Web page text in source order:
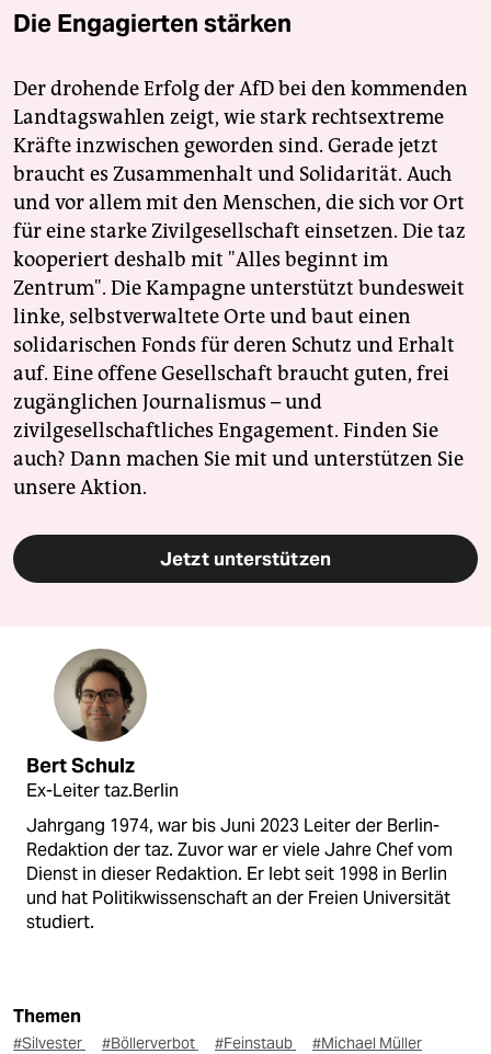
Die Engagierten stärken
Der drohende Erfolg der AfD bei den kommenden
Landtagswahlen zeigt, wie stark rechtsextreme
Kräfte inzwischen geworden sind. Gerade jetzt
braucht es Zusammenhalt und Solidarität. Auch
und vor allem mit den Menschen, die sich vor Ort
für eine starke Zivilgesellschaft einsetzen. Die taz
kooperiert deshalb mit "Alles beginnt im
Zentrum". Die Kampagne unterstützt bundesweit
linke, selbstverwaltete Orte und baut einen
solidarischen Fonds für deren Schutz und Erhalt
auf. Eine offene Gesellschaft braucht guten, frei
zugänglichen Journalismus – und
zivilgesellschaftliches Engagement. Finden Sie
auch? Dann machen Sie mit und unterstützen Sie
unsere Aktion.
Jetzt unterstützen
Bert Schulz
Ex-Leiter taz.Berlin
Jahrgang 1974, war bis Juni 2023 Leiter der Berlin-
Redaktion der taz. Zuvor war er viele Jahre Chef vom
Dienst in dieser Redaktion. Er lebt seit 1998 in Berlin
und hat Politikwissenschaft an der Freien Universität
studiert.
Themen
#Silvester #Böllerverbot #Feinstaub #Michael Müller